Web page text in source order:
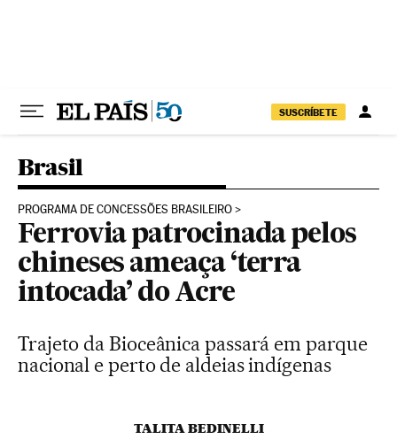
SUSCRÍBETE
Brasil
PROGRAMA DE CONCESSÕES BRASILEIRO
Ferrovia patrocinada pelos
chineses ameaça ‘terra
intocada’ do Acre
Trajeto da Bioceânica passará em parque
nacional e perto de aldeias indígenas
TALITA BEDINELLI